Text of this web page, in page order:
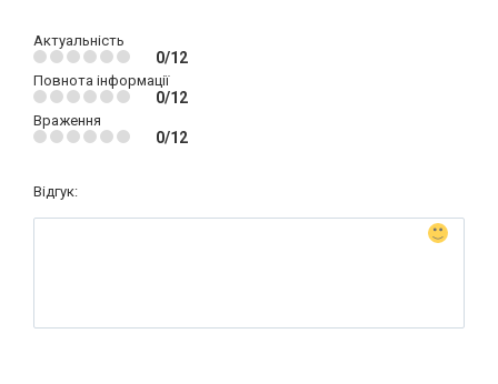
Актуальність
0/12
Повнота інформації
0/12
Враження
0/12
Відгук: